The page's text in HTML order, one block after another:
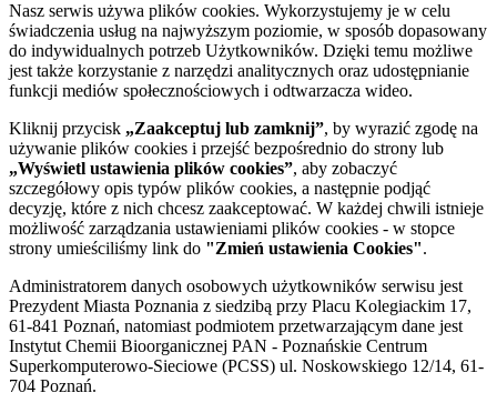
Nasz serwis używa plików cookies. Wykorzystujemy je w celu
świadczenia usług na najwyższym poziomie, w sposób dopasowany
do indywidualnych potrzeb Użytkowników. Dzięki temu możliwe
jest także korzystanie z narzędzi analitycznych oraz udostępnianie
funkcji mediów społecznościowych i odtwarzacza wideo.
Kliknij przycisk „Zaakceptuj lub zamknij”, by wyrazić zgodę na
używanie plików cookies i przejść bezpośrednio do strony lub
„Wyświetl ustawienia plików cookies”, aby zobaczyć
szczegółowy opis typów plików cookies, a następnie podjąć
decyzję, które z nich chcesz zaakceptować. W każdej chwili istnieje
możliwość zarządzania ustawieniami plików cookies - w stopce
strony umieściliśmy link do "Zmień ustawienia Cookies".
Administratorem danych osobowych użytkowników serwisu jest
Prezydent Miasta Poznania z siedzibą przy Placu Kolegiackim 17,
61-841 Poznań, natomiast podmiotem przetwarzającym dane jest
Instytut Chemii Bioorganicznej PAN - Poznańskie Centrum
Superkomputerowo-Sieciowe (PCSS) ul. Noskowskiego 12/14, 61-
704 Poznań.